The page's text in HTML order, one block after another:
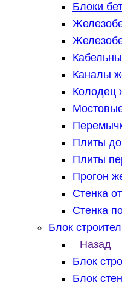
Блоки
Каналы
Колодец
Плиты
Плиты
Прогон
Стенка
Стенка
Блок
Назад
Блок
Блок